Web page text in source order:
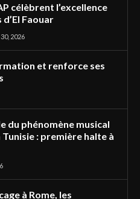
célèbrent l’excellence
Faouar
2026
et renforce ses
du phénomène musical
: première halte à
à Rome, les